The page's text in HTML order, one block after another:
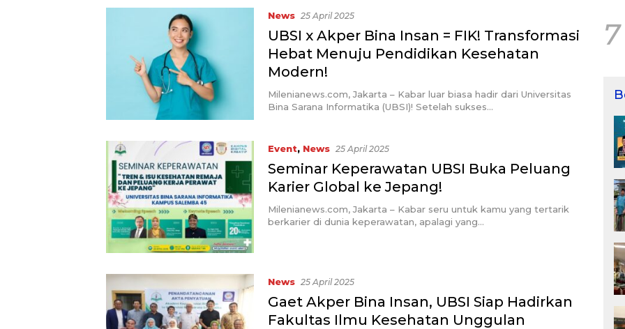
News 25 April 2025
UBSI x Akper Bina Insan = FIK! Transformasi
Hebat Menuju Pendidikan Kesehatan
Modern!
Milenianews.com, Jakarta – Kabar luar biasa hadir dari Universitas
Bina Sarana Informatika (UBSI)! Setelah sukses…
Event, News 25 April 2025
Seminar Keperawatan UBSI Buka Peluang
Karier Global ke Jepang!
Milenianews.com, Jakarta – Kabar seru untuk kamu yang tertarik
berkarier di dunia keperawatan, apalagi yang…
News 25 April 2025
Gaet Akper Bina Insan, UBSI Siap Hadirkan
Fakultas Ilmu Kesehatan Unggulan
7